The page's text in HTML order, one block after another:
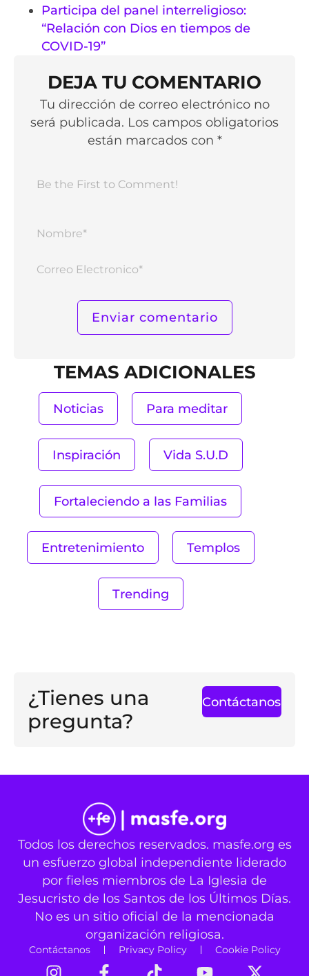
Participa del panel interreligioso:
“Relación con Dios en tiempos de
COVID-19”
DEJA TU COMENTARIO
Tu dirección de correo electrónico no
será publicada. Los campos obligatorios
están marcados con *
TEMAS ADICIONALES
Noticias Para meditar
Inspiración Vida S.U.D
Fortaleciendo a las Familias
Entretenimiento Templos
Trending
¿Tienes una
pregunta?
Contáctanos
Todos los derechos reservados. masfe.org es
un esfuerzo global independiente liderado
por fieles miembros de La Iglesia de
Jesucristo de los Santos de los Últimos Días.
No es un sitio oficial de la mencionada
organización religiosa.
Contáctanos Privacy Policy Cookie Policy